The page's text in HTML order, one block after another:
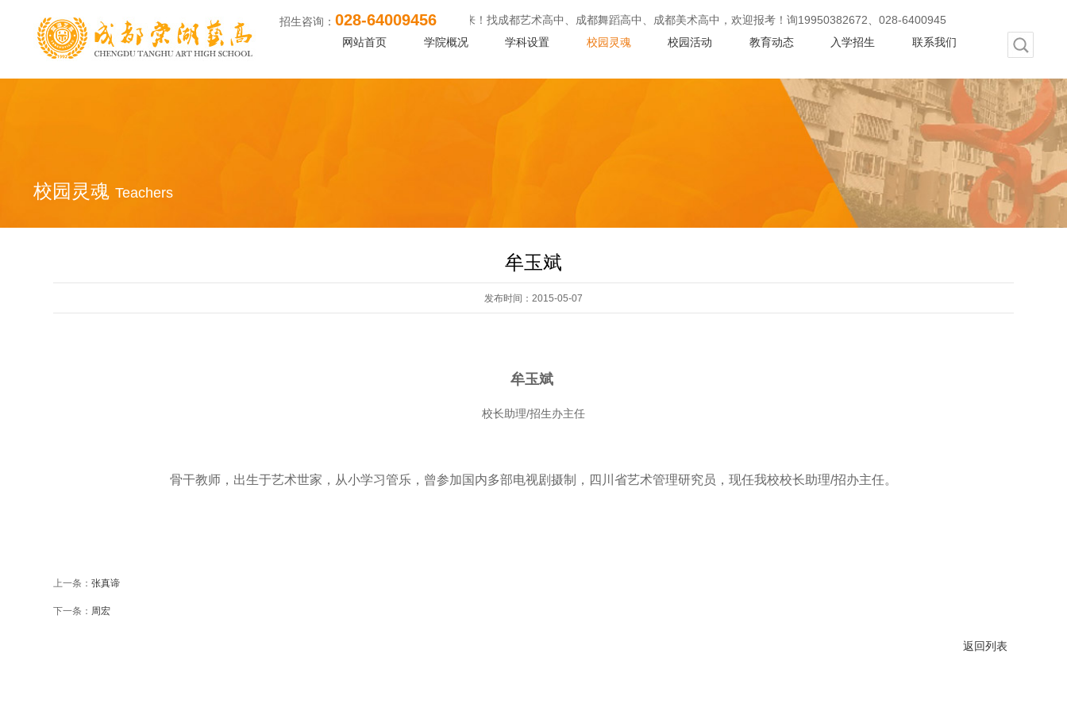
网站首页 学院概况 学科设置 校园灵魂 校园活动 教育动态 入学招生 联系我们
招生咨询： 028-64009456
找成都高中艺术学校的艺体生们看过来！找成都艺术高中、成都舞蹈高中、成都美术高中，欢迎报考！询19950382672、028-64009456
校园灵魂 Teachers
牟玉斌
发布时间：2015-05-07
牟玉斌
校长助理/招生办主任
骨干教师，出生于艺术世家，从小学习管乐，曾参加国内多部电视剧摄制，四川省艺术管理研究员，现任我校校长助理/招办主任。
上一条：张真谛
下一条： 周宏
返回列表